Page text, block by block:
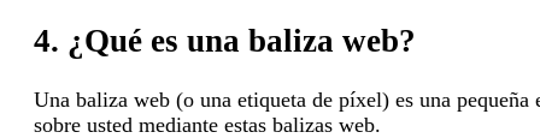
4. ¿Qué es una baliza web?
Una baliza web (o una etiqueta de píxel) es una
sobre usted mediante estas balizas web.